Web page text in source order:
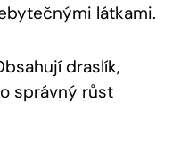
látkami.
draslík,
správný růst